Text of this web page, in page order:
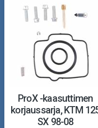
ProX -kaasuttimen
korjaussarja, KTM
SX 98-08